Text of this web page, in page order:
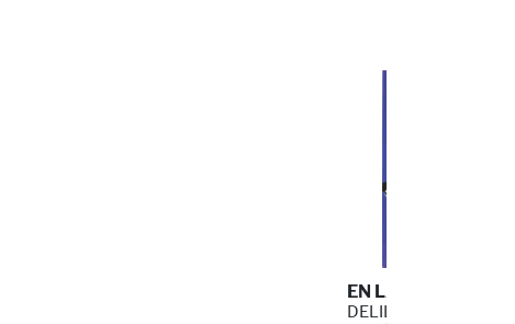
EN LAS RUINAS
DELILLO DON